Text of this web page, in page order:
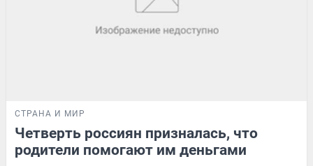
СТРАНА И МИР
Четверть россиян призналась, что
родители помогают им деньгами